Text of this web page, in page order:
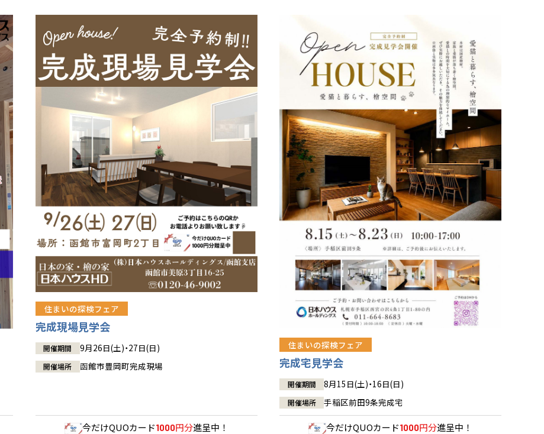
住まいの探検フェア
完成現場見学会
開催期間 9月26日(土)・27日(日)
開催場所 函館市豊岡町完成現場
今だけQUOカード1000円分進呈中！
住まいの探検フェア
完成宅見学会
開催期間 8月15日(土)・16日(日)
開催場所 手稲区前田9条完成宅
今だけQUOカード1000円分進呈中！
徳島
高知
長崎
沖縄